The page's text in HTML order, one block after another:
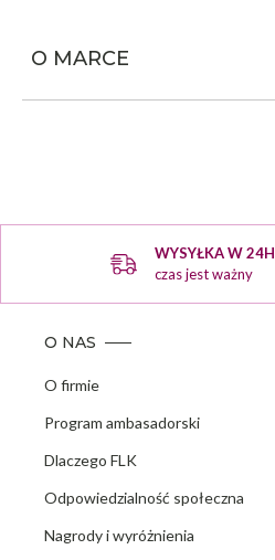
O MARCE
WYSYŁKA W 24H
czas jest ważny
O NAS
O firmie
Program ambasadorski
Dlaczego FLK
Odpowiedzialność społeczna
Nagrody i wyróżnienia